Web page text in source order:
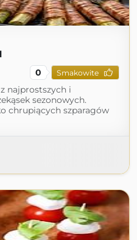
0 Smakowite
najprostszych i
sezonowych.
chrupiących szparagów